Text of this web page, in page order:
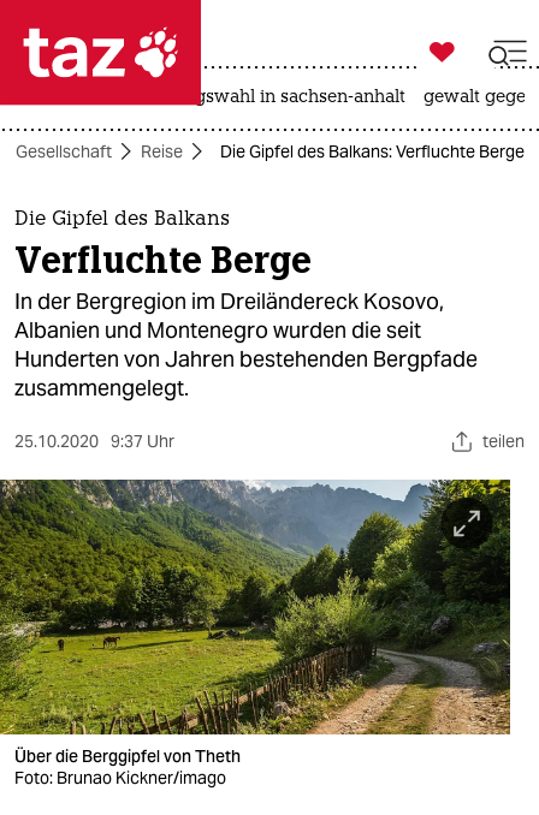
 taz zahl ich
taz zahl ich
themen
politik
öko
gesellschaft
kultur
sport
berlin
nord
wahrheit
verlag
verlag

taz zahl ich
landtagswahl in sachsen-anhalt gewalt
Gesellschaft Reise Die Gipfel des Balkans: Verfluchte Berge
Die Gipfel des Balkans
Verfluchte Berge
In der Bergregion im Dreiländereck Kosovo,
Albanien und Montenegro wurden die seit
Hunderten von Jahren bestehenden Bergpfade
zusammengelegt.
25.10.2020 9:37 Uhr teilen
Über die Berggipfel von Theth
Foto: Brunao Kickner/imago